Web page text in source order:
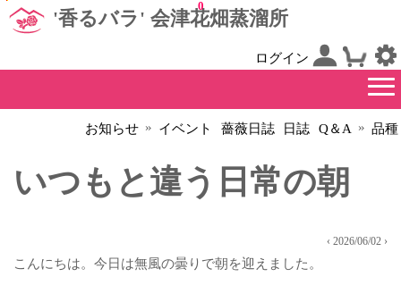
'香るバラ' 会津花畑蒸溜所
ログイン
0
お知らせ » イベント 薔薇日誌 日誌 Q＆A » 品種
いつもと違う日常の朝
‹ 2026/06/02 ›
こんにちは。今日は無風の曇りで朝を迎えました。